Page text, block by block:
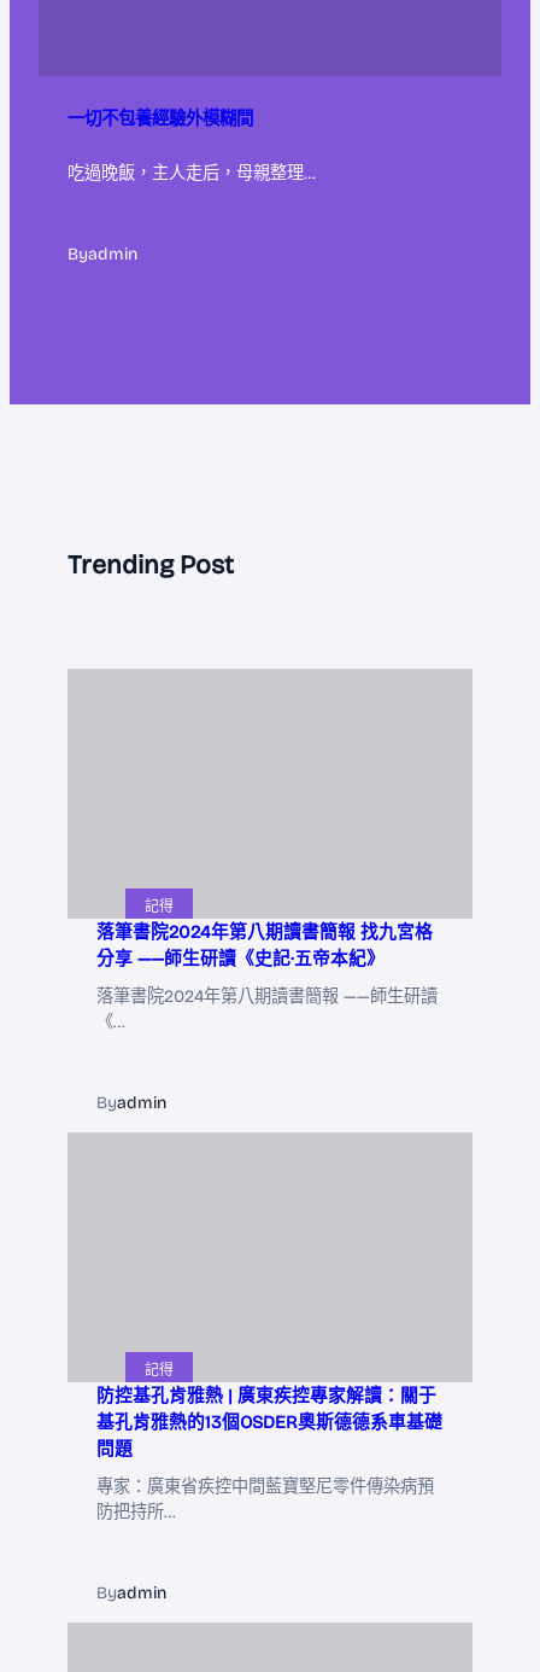
一切不包養經驗外模糊間
吃過晚飯，主人走后，母親整理…
Byadmin
Trending Post
記得
落筆書院2024年第八期讀書簡報 找九宮格
分享 ——師生研讀《史記·五帝本紀》
落筆書院2024年第八期讀書簡報 ——師生研讀
《…
Byadmin
記得
防控基孔肯雅熱 | 廣東疾控專家解讀：關于
基孔肯雅熱的13個OSDER奧斯德德系車基礎
問題
專家：廣東省疾控中間藍寶堅尼零件傳染病預
防把持所…
Byadmin